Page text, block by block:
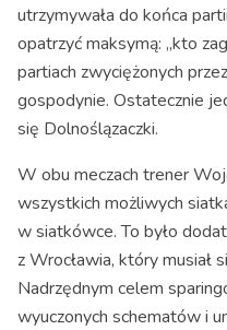
utrzymywała do końca
opatrzyć maksymą: „kto
partiach zwyciężonych
gospodynie. Ostatecznie
się Dolnoślązaczki.
W obu meczach trener
wszystkich możliwych
w siatkówce. To było
z Wrocławia, który musiał
Nadrzędnym celem
wyuczonych schematów i